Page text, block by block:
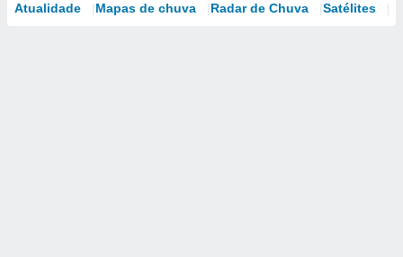
Atualidade Mapas de chuva Radar de Chuva Satélites